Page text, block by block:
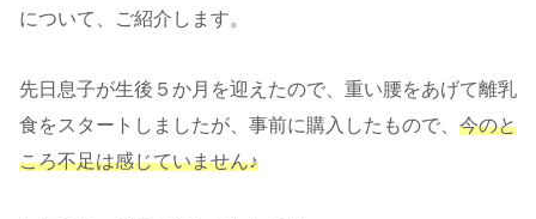
について、ご紹介します。
先日息子が生後５か月を迎えたので、重い腰をあげて離乳
食をスタートしましたが、事前に購入したもので、 今のと
ころ不足は感じていません♪